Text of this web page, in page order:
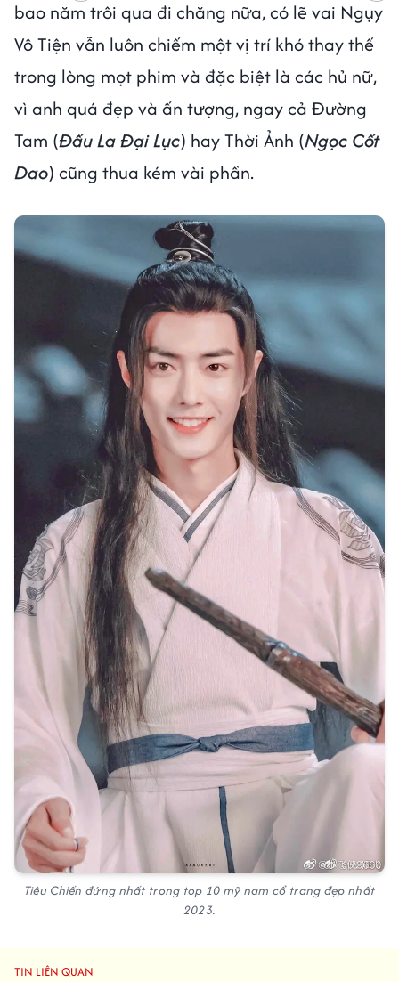
bao năm trôi qua đi chăng nữa, có lẽ vai Ngụy
Vô Tiện vẫn luôn chiếm một vị trí khó thay thế
trong lòng mọt phim và đặc biệt là các hủ nữ,
vì anh quá đẹp và ấn tượng, ngay cả Đường
Tam (Đấu La Đại Lục) hay Thời Ảnh (Ngọc Cốt
Dao) cũng thua kém vài phần.
Tiêu Chiến đứng nhất trong top 10 mỹ nam cổ trang đẹp nhất
2023.
TIN LIÊN QUAN